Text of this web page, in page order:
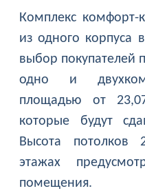
Комплекс комфорт-
из одного корпуса
выбор покупателей
одно и
площадью от
которые будут
Высота
этажах
помещения.